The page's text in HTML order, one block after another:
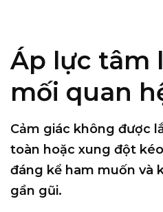
Áp lực tâm
mối quan
Cảm giác không được
toàn hoặc xung đột
đáng kể ham muốn và
gần gũi.